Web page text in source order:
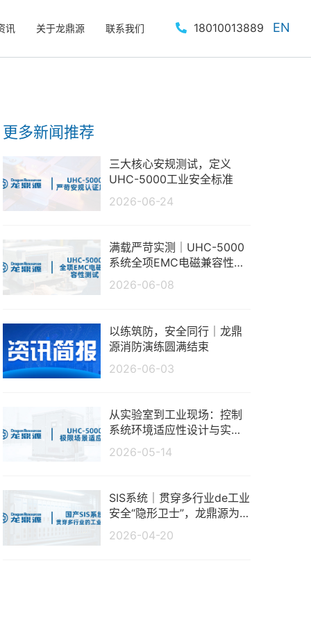
讯 关于龙鼎源 联系我们 18010013889 EN
更多新闻推荐
三大核心安规测试，定义
UHC-5000工业安全标准
2026-06-24
满载严苛实测｜UHC-5000
系统全项EMC电磁兼容性测
试报告
2026-06-08
以练筑防，安全同行｜龙鼎
源消防演练圆满结束
2026-06-03
从实验室到工业现场：控制
系统环境适应性设计与实测
分析
2026-05-14
SIS系统｜贯穿多行业de工业
安全“隐形卫士”，龙鼎源为
生产保驾护航
2026-04-20